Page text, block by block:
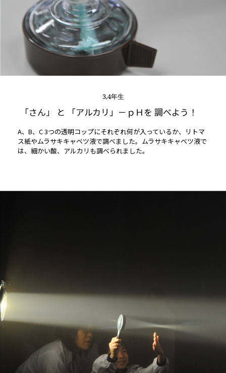
3,4年生
「さん」 と 「アルカリ」－ｐＨを 調べよう！
A、B、C 3つの透明コップにそれぞれ何が入っているか、リトマ
ス紙やムラサキキャベツ液で調べました。ムラサキキャベツ液で
は、細かい酸、アルカリも調べられました。